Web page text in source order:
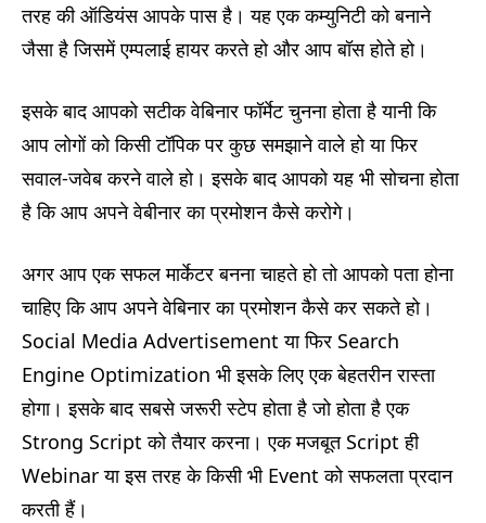
तरह की ऑडियंस आपके पास है। यह एक कम्युनिटी को बनाने
जैसा है जिसमें एम्पलाई हायर करते हो और आप बॉस होते हो।
इसके बाद आपको सटीक वेबिनार फॉर्मेट चुनना होता है यानी कि
आप लोगों को किसी टॉपिक पर कुछ समझाने वाले हो या फिर
सवाल-जवेब करने वाले हो। इसके बाद आपको यह भी सोचना होता
है कि आप अपने वेबीनार का प्रमोशन कैसे करोगे।
अगर आप एक सफल मार्केटर बनना चाहते हो तो आपको पता होना
चाहिए कि आप अपने वेबिनार का प्रमोशन कैसे कर सकते हो।
Social Media Advertisement या फिर Search
Engine Optimization भी इसके लिए एक बेहतरीन रास्ता
होगा। इसके बाद सबसे जरूरी स्टेप होता है जो होता है एक
Strong Script को तैयार करना। एक मजबूत Script ही
Webinar या इस तरह के किसी भी Event को सफलता प्रदान
करती हैं।